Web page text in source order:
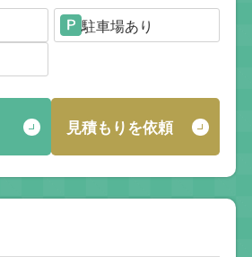
駐車場あり
見積もりを依頼